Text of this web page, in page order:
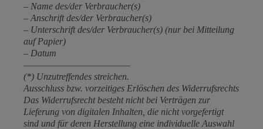
– Name des/der Verbraucher(s)
– Anschrift des/der Verbraucher(s)
– Unterschrift des/der Verbraucher(s) (nur bei Mitteilung
auf Papier)
– Datum
—————————————
(*) Unzutreffendes streichen.
Ausschluss bzw. vorzeitiges Erlöschen des Widerrufsrechts
Das Widerrufsrecht besteht nicht bei Verträgen zur
Lieferung von digitalen Inhalten, die nicht vorgefertigt
sind und für deren Herstellung eine individuelle Auswahl